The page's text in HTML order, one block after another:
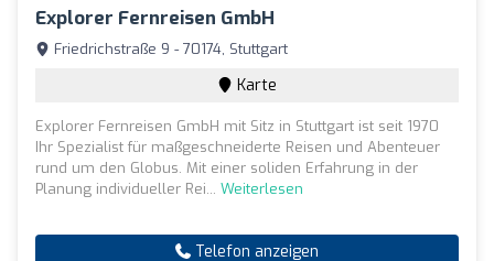
Explorer Fernreisen GmbH
Friedrichstraße 9 - 70174, Stuttgart
Karte
Explorer Fernreisen GmbH mit Sitz in Stuttgart ist seit 1970
Ihr Spezialist für maßgeschneiderte Reisen und Abenteuer
rund um den Globus. Mit einer soliden Erfahrung in der
Planung individueller Rei... Weiterlesen
Telefon anzeigen